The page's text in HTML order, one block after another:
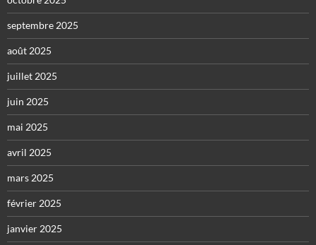
septembre 2025
août 2025
juillet 2025
juin 2025
mai 2025
avril 2025
mars 2025
février 2025
janvier 2025